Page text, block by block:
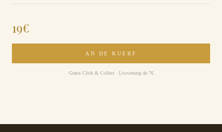
19€
AN DE KUERF
Gratis Click & Collect · Liwwerung ab 7€